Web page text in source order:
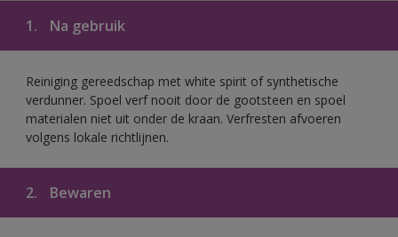
1. Na gebruik
Reiniging gereedschap met white spirit of synthetische
verdunner. Spoel verf nooit door de gootsteen en spoel
materialen niet uit onder de kraan. Verfresten afvoeren
volgens lokale richtlijnen.
2. Bewaren